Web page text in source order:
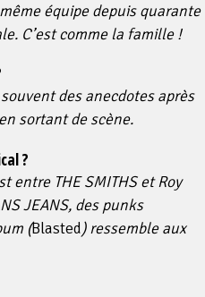
équipe depuis quarante
C’est comme la famille !
des anecdotes après
sortant de scène.
?
entre THE SMITHS et Roy
JEANS, des punks
(Blasted) ressemble aux